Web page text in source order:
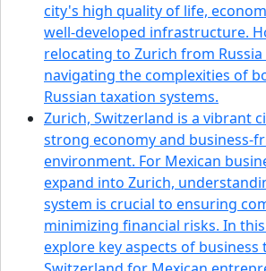
city's high quality of life,
well-developed infrastructure.
relocating to Zurich from Russia
navigating the complexities of
Russian taxation systems.
Zurich, Switzerland is a vibrant
strong economy and business-
environment. For Mexican
expand into Zurich,
system is crucial to ensuring
minimizing financial risks. In
explore key aspects of business